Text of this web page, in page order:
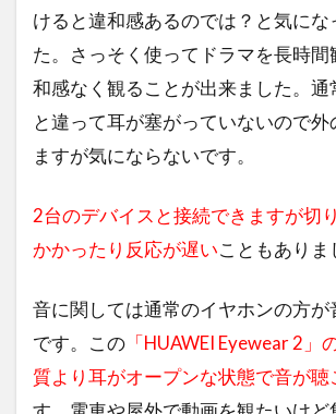
けると違和感あるのでは？と気にな
た。さっそく使ってドラマを長時間
和感なく観ることが出来ました。通
と違って耳が塞がっていないので外
ますが気にならないです。
2台のデバイスと接続できますが切
かかったり反応が遅いこともありま
音に関しては通常のイヤホンの方が
です。この 「HUAWEI Eyewear 2」
質より耳がオープンな状態で音が聴